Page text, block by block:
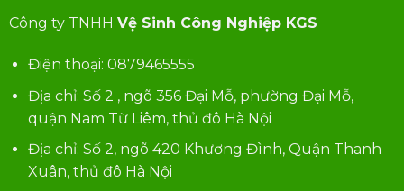
Công ty TNHH Vệ Sinh Công Nghiệp KGS
Điện thoại: 0879465555
Địa chỉ: Số 2 , ngõ 356 Đại Mỗ, phường Đại Mỗ,
quận Nam Từ Liêm, thủ đô Hà Nội
Địa chỉ: Số 2, ngõ 420 Khương Đình, Quận Thanh
Xuân, thủ đô Hà Nội